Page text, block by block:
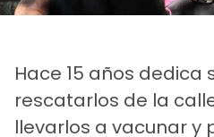
Hace 15 años dedica
rescatarlos de la
llevarlos a vacunar y